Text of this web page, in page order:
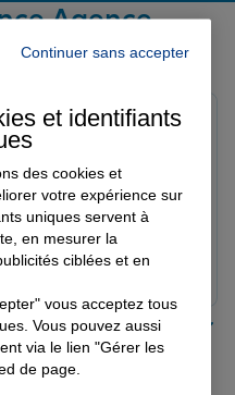
Agence
de 6 mois
accueil de
pour votre aide
communications avec
pour la révision de
et vos bons conseils. Je
de
Voir l'agence
vous
agences Allianz sont
Continuer sans accepter
et identifiants
des cookies et
votre expérience sur
uniques servent à
en mesurer la
ciblées et en
vous acceptez tous
Vous pouvez aussi
via le lien "Gérer les
de page.